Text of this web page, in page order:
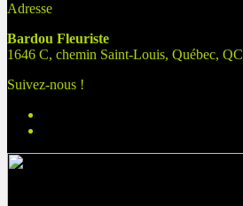
Adresse
Bardou Fleuriste
1646 C, chemin Saint-Louis, Québec,
Suivez-nous !